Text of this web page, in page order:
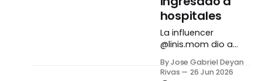
llamada Red de
Voluntarios
Intérpretes, contiene
dos opciones. La
primera va dirigida a
quienes deseen
hospitales
La influencer
@linis.mom dio a
de una página web
By Jose Gabriel Deyan
Rivas
26 Jun 2026